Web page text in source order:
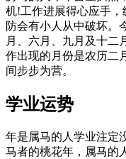
机!工作进展得心应手
防会有小人从中破坏。
月、六月、九月及十二
作出现的月份是农历二
间步步为营。
学业运势
年是属马的人学业注定
马者的桃花年，属马的